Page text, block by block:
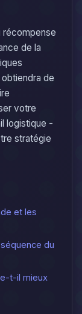
récompense
de la
de
votre
logistique -
stratégie
et les
du
t-il mieux